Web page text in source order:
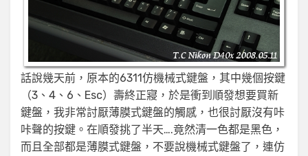
話說幾天前，原本的6311仿機械式鍵盤，其中幾個按鍵
（3、4、6、Esc）壽終正寢，於是衝到順發想要買新
鍵盤，我非常討厭薄膜式鍵盤的觸感，也很討厭沒有咔
咔聲的按鍵。在順發挑了半天….竟然清一色都是黑色，
而且全部都是薄膜式鍵盤，不要說機械式鍵盤了，連仿